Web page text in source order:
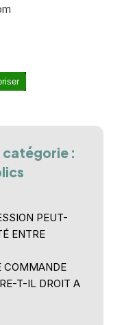
catégorie :
PEUT-
ENTRE
COMMANDE
T-IL DROIT A